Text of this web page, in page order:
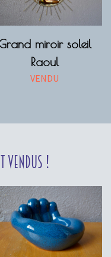
miroir soleil
Raoul
VENDU
vendus !